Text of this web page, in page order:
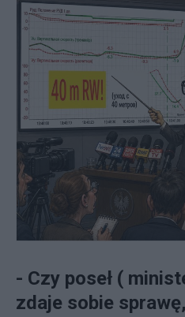
- Czy poseł (
zdaje sobie sprawę,